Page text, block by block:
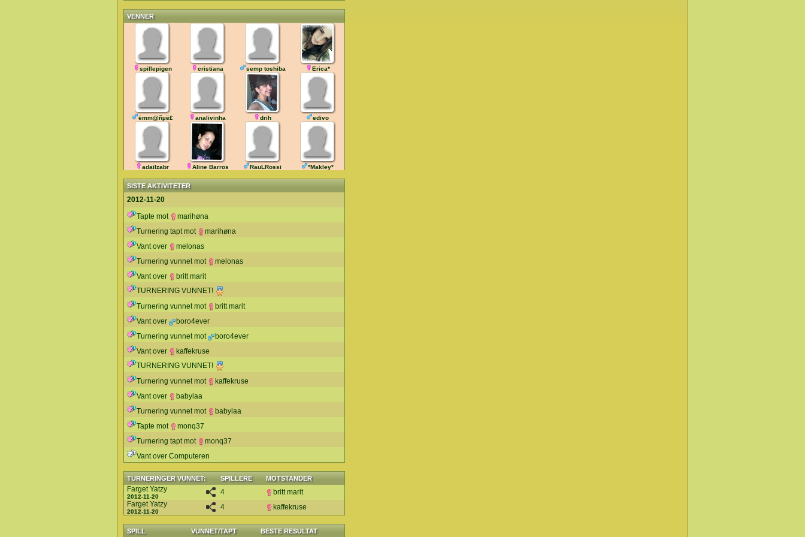
VENNER
spillepigen cristiana semp toshiba Erica*
ëmm@ñµë£ analivinha drih edivo
adailzabr Aline Barros RauLRossi *Makley*
SISTE AKTIVITETER
2012-11-20
Tapte mot
marihøna
Turnering tapt mot
marihøna
Vant over
melonas
Turnering vunnet mot
melonas
Vant over
britt marit
TURNERING VUNNET!
Turnering vunnet mot
britt marit
Vant over
boro4ever
Turnering vunnet mot
boro4ever
Vant over
kaffekruse
TURNERING VUNNET!
Turnering vunnet mot
kaffekruse
Vant over
babylaa
Turnering vunnet mot
babylaa
Tapte mot
monq37
Turnering tapt mot
monq37
Vant over Computeren
TURNERINGER VUNNET: SPILLERE MOTSTANDER
Farget Yatzy
2012-11-20
4
britt marit
Farget Yatzy
2012-11-20
4 kaffekruse
SPILL VUNNET/TAPT BESTE RESULTAT